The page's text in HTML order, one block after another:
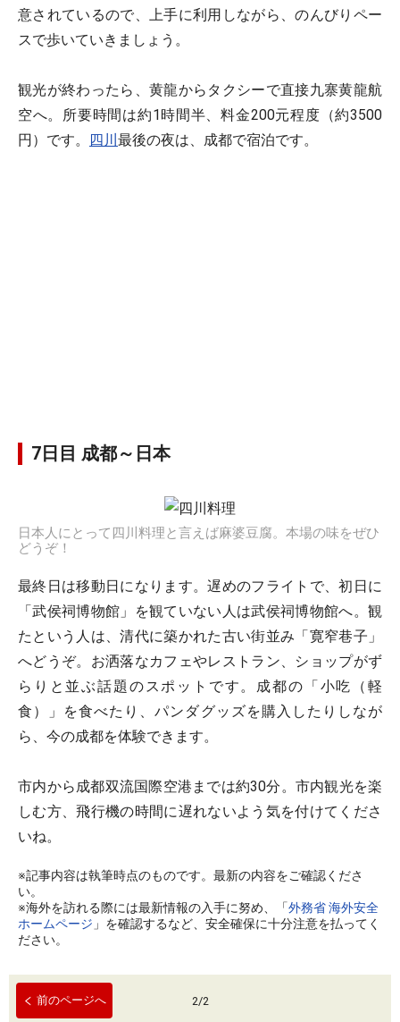
意されているので、上手に利用しながら、のんびりペー
スで歩いていきましょう。
観光が終わったら、黄龍からタクシーで直接九寨黄龍航
空へ。所要時間は約1時間半、料金200元程度（約3500
円）です。
四川 最後の夜は、成都で宿泊です。
7日目 成都～日本
日本人にとって四川料理と言えば麻婆豆腐。本場の味をぜひ
どうぞ！
最終日は移動日になります。遅めのフライトで、初日に
「武侯祠博物館」を観ていない人は武侯祠博物館へ。観
たという人は、清代に築かれた古い街並み「寛窄巷子」
へどうぞ。お洒落なカフェやレストラン、ショップがず
らりと並ぶ話題のスポットです。成都の「小吃（軽
食）」を食べたり、パンダグッズを購入したりしなが
ら、今の成都を体験できます。
市内から成都双流国際空港までは約30分。市内観光を楽
しむ方、飛行機の時間に遅れないよう気を付けてくださ
いね。
※記事内容は執筆時点のものです。最新の内容をご確認くださ
い。
※海外を訪れる際には最新情報の入手に努め、「外務省 海外安全
ホームページ 」を確認するなど、安全確保に十分注意を払ってく
ださい。
前のページへ 2/2